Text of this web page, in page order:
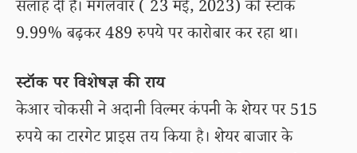
सलाह दी है। मंगलवार ( 23 मई, 2023) को स्टॉक
9.99% बढ़कर 489 रुपये पर कारोबार कर रहा था।
स्टॉक पर विशेषज्ञ की राय
केआर चोकसी ने अदानी विल्मर कंपनी के शेयर पर 515
रुपये का टारगेट प्राइस तय किया है। शेयर बाजार के